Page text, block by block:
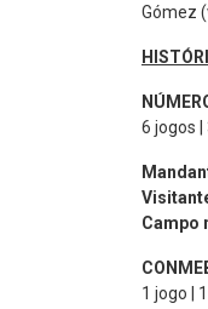
Gómez
6 jogos
Campo
1 jogo |